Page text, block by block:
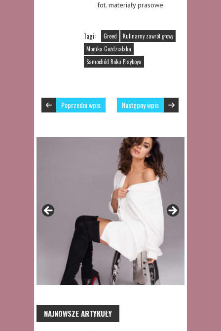
fot. materiały prasowe
Tagi: Greed
Kulinarny zawrót głowy
Monika Goździalska
Samochód Roku Playboya
Poprzedni wpis Następny wpis
NAJNOWSZE ARTYKUŁY